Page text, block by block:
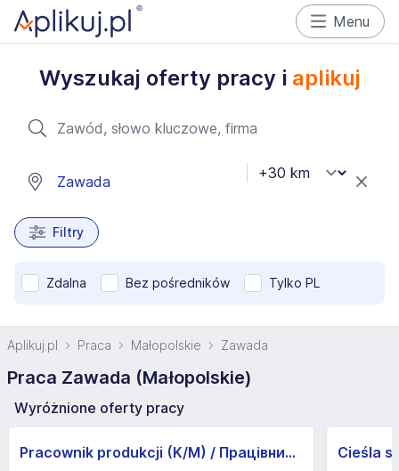
Menu
Wyszukaj oferty pracy i aplikuj
Filtry
Zdalna Bez pośredników Tylko PL
Aplikuj.pl Praca Małopolskie Zawada
Praca Zawada (Małopolskie)
Wyróżnione oferty pracy
Pracownik produkcji (K/M) / Працівники продукції Huber-Suhner (K/M) Cieśla